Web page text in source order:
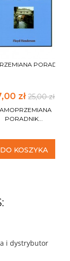
zł 25,00 zł
PORADNIK...
DO KOSZYKA
i dystrybutor